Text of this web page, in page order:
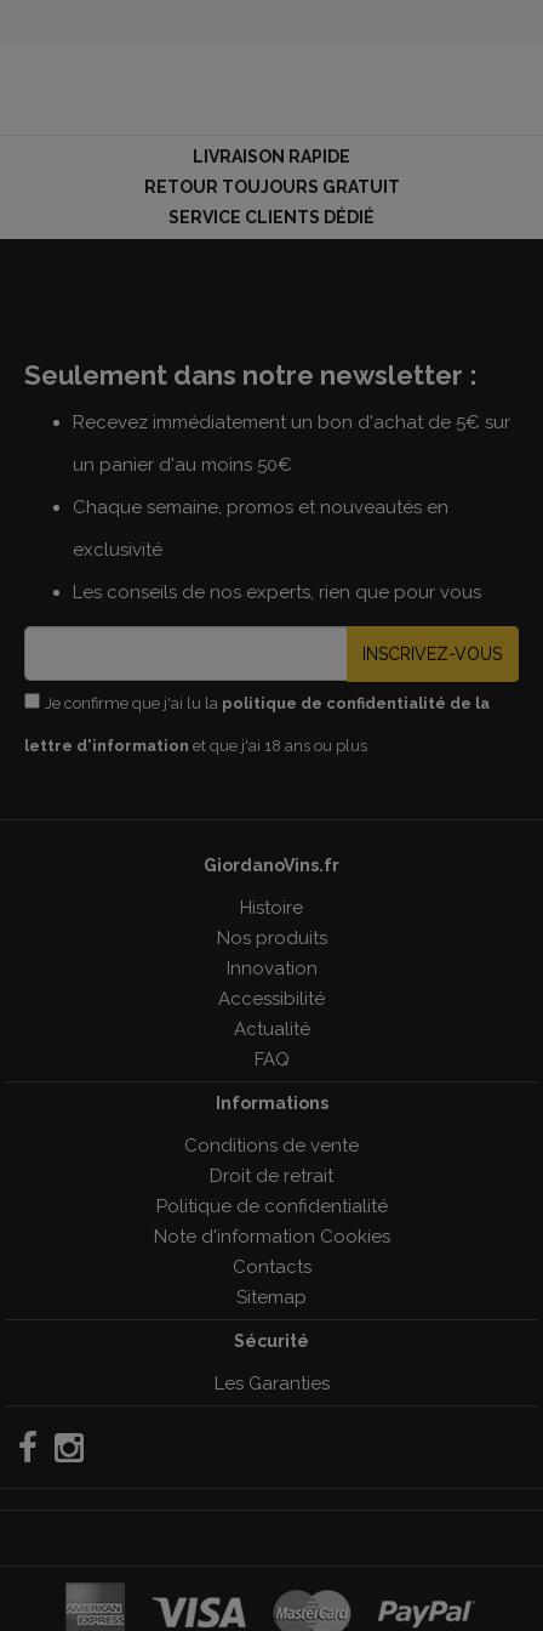
LIVRAISON RAPIDE
RETOUR TOUJOURS GRATUIT
SERVICE CLIENTS DÉDIÉ
Seulement dans notre newsletter :
Recevez immédiatement un bon d'achat de 5€ sur
un panier d'au moins 50€
Chaque semaine, promos et nouveautés en
exclusivité
Les conseils de nos experts, rien que pour vous
INSCRIVEZ-VOUS
Je confirme que j'ai lu la politique de confidentialité de la
lettre d'information et que j'ai 18 ans ou plus
GiordanoVins.fr
Histoire
Nos produits
Innovation
Accessibilité
Actualité
FAQ
Informations
Conditions de vente
Droit de retrait
Politique de confidentialité
Note d'information Cookies
Contacts
Sitemap
Sécurité
Les Garanties